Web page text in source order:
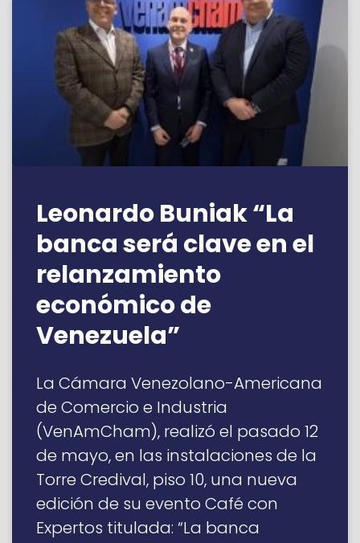
Leonardo Buniak “La
banca será clave en el
relanzamiento
económico de
Venezuela”
La Cámara Venezolano-Americana
de Comercio e Industria
(VenAmCham), realizó el pasado 12
de mayo, en las instalaciones de la
Torre Credival, piso 10, una nueva
edición de su evento Café con
Expertos titulada: “La banca